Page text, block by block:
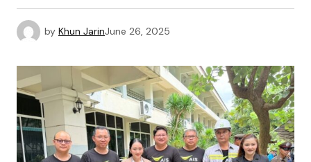
by Khun JarinJune 26, 2025